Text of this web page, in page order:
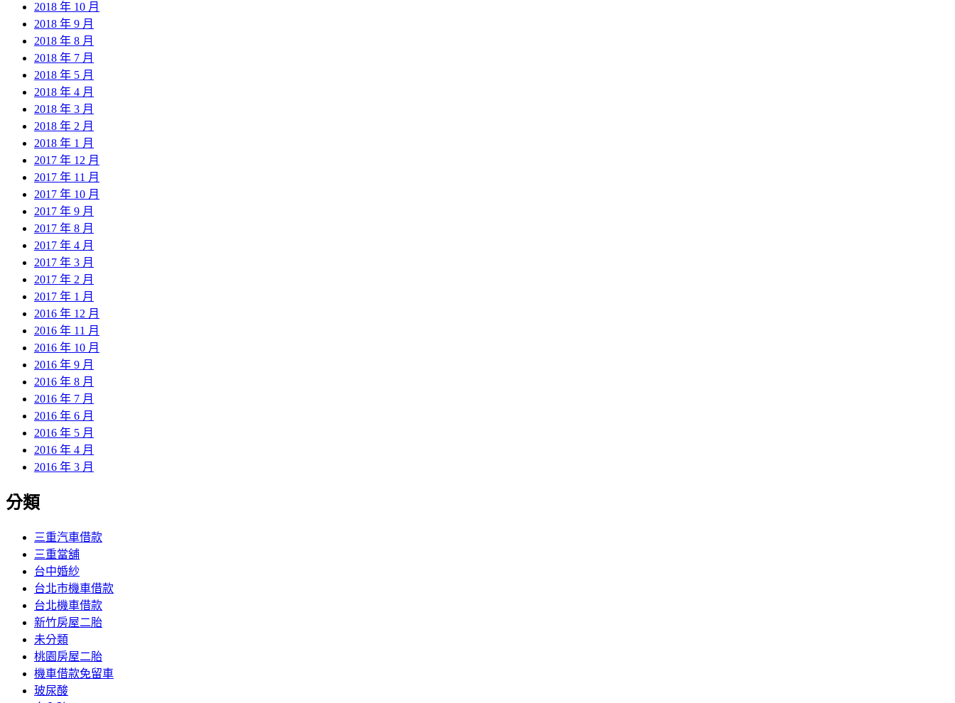
2018 年 10 月
2018 年 9 月
2018 年 8 月
2018 年 7 月
2018 年 5 月
2018 年 4 月
2018 年 3 月
2018 年 2 月
2018 年 1 月
2017 年 12 月
2017 年 11 月
2017 年 10 月
2017 年 9 月
2017 年 8 月
2017 年 4 月
2017 年 3 月
2017 年 2 月
2017 年 1 月
2016 年 12 月
2016 年 11 月
2016 年 10 月
2016 年 9 月
2016 年 8 月
2016 年 7 月
2016 年 6 月
2016 年 5 月
2016 年 4 月
2016 年 3 月
分類
三重汽車借款
三重當舖
台中婚紗
台北市機車借款
台北機車借款
新竹房屋二胎
未分類
桃園房屋二胎
機車借款免留車
玻尿酸